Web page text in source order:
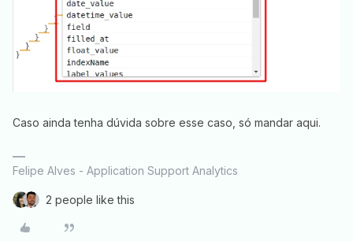
Caso ainda tenha dúvida sobre esse caso, só mandar aqui.
Felipe Alves - Application Support Analytics
2 people like this